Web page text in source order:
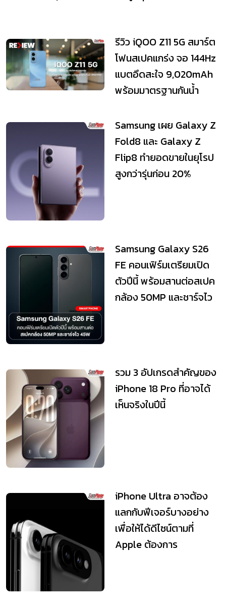
รีวิว iQOO Z11 5G สมาร์ต
โฟนสเปคแกร่ง จอ 144Hz
แบตอึดสะใจ 9,020mAh
พร้อมมาตรฐานกันน้ำ
Samsung เผย Galaxy Z
Fold8 และ Galaxy Z
Flip8 ทำยอดขายในยุโรป
สูงกว่ารุ่นก่อน 20%
Samsung Galaxy S26
FE คอนเฟิร์มเตรียมเปิด
ตัวปีนี้ พร้อมสานต่อสเปค
กล้อง 50MP และชาร์จไว
รวม 3 อัปเกรดสำคัญของ
iPhone 18 Pro ที่อาจได้
เห็นจริงในปีนี้
iPhone Ultra อาจต้อง
แลกกับฟีเจอร์บางอย่าง
เพื่อให้ได้ดีไซน์ตามที่
Apple ต้องการ